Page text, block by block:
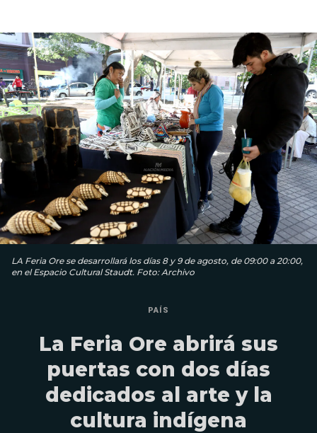
LA Feria Ore se desarrollará los días 8 y 9 de agosto, de 09:00 a 20:00,
en el Espacio Cultural Staudt. Foto: Archivo
PAÍS
La Feria Ore abrirá sus
puertas con dos días
dedicados al arte y la
cultura indígena